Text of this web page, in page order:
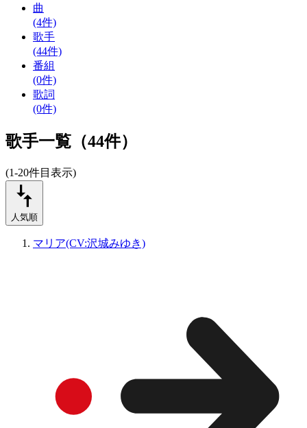
曲
(4件)
歌手
(44件)
番組
(0件)
歌詞
(0件)
歌手一覧（44件）
(1-20件目表示)
人気順
マリア(CV:沢城みゆき)